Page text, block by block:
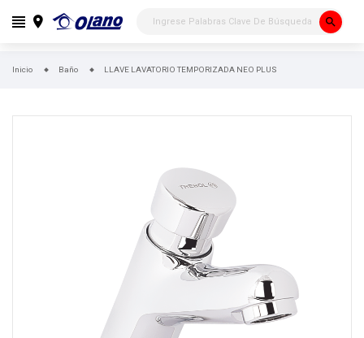
search
Inicio Baño LLAVE LAVATORIO TEMPORIZADA NEO PLUS